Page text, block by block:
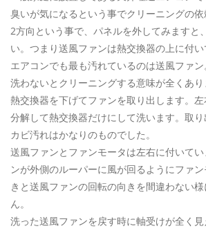
臭いが気になるという事でクリーニングの依
2方向という事で、パネルを外してみますと
い。つまり送風ファンは熱交換器の上に付
エアコンでも最も汚れているのは送風ファ
洗わないとクリーニングする意味が全くあり
熱交換器を下げてファンを取り出します。
分解して熱交換器だけにして洗います。取
カビ汚れはかなりのものでした。
送風ファンとファンモータは左右に付いて
ンが外側のルーパーに風が回るようにファ
きと送風ファンの回転の向きを間違わない
ん。
洗った送風ファンを戻す時に軸受けが全く